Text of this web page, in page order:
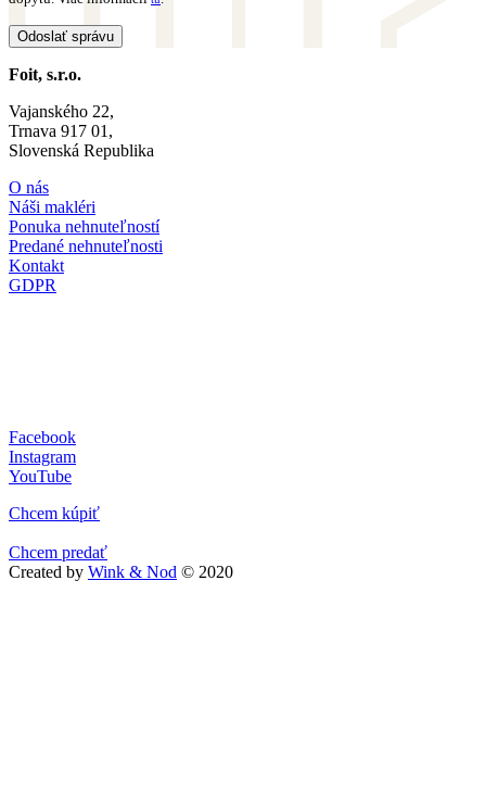
Foit, s.r.o.
Vajanského 22,
Trnava 917 01,
Slovenská Republika
O nás
Náši makléri
Ponuka nehnuteľností
Predané nehnuteľnosti
Kontakt
GDPR
Facebook
Instagram
YouTube
Chcem kúpiť
Chcem predať
Created by Wink & Nod © 2020